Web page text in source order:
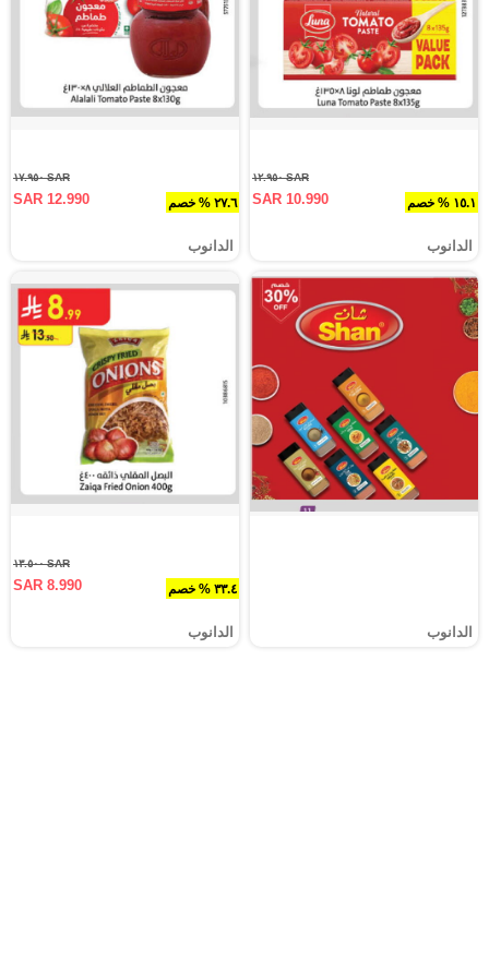
١٥.١ % خصم
SAR ١٢.٩٥٠
SAR 10.990
الدانوب
٢٧.٦ % خصم
SAR ١٧.٩٥٠
SAR 12.990
الدانوب
الدانوب
٣٣.٤ % خصم
SAR ١٣.٥٠٠
SAR 8.990
الدانوب